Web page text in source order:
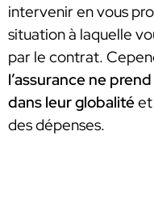
intervenir en vous
situation à laquelle
par le contrat.
l’assurance ne
dans leur globalité
des dépenses.